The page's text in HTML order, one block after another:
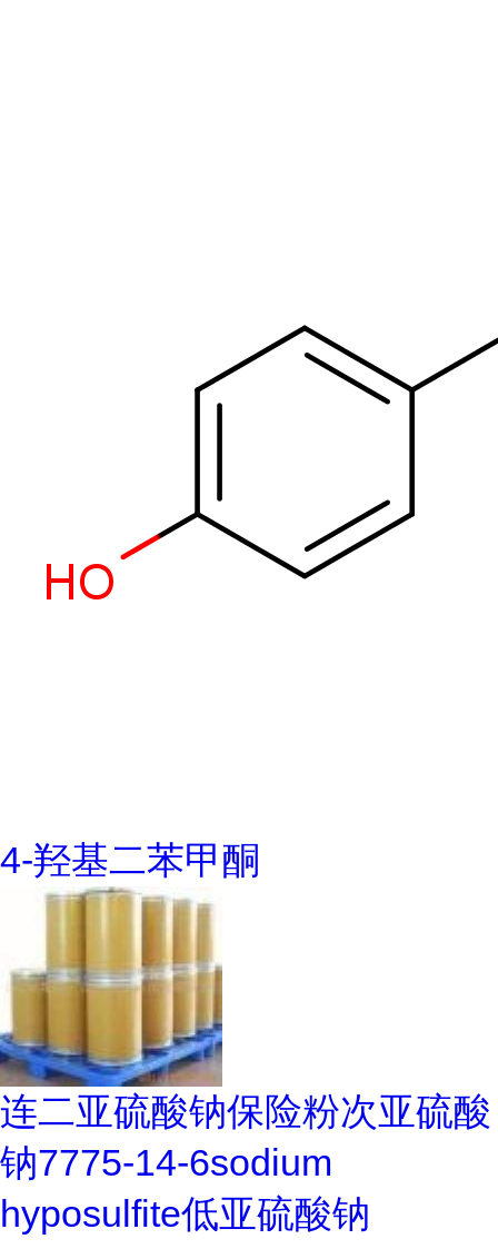
4-羟基二苯甲酮
连二亚硫酸钠保险粉次亚硫酸
钠7775-14-6sodium
hyposulfite低亚硫酸钠